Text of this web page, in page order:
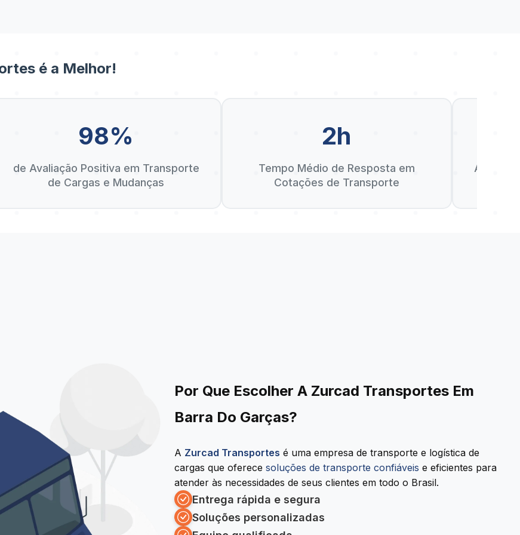
é a Melhor!
98%
de Avaliação Positiva em Transporte
de Cargas e Mudanças
2h
Tempo Médio de Resposta em
Cotações de Transporte
Anos
Por Que Escolher A Zurcad Transportes Em
Barra Do Garças?
A Zurcad Transportes é uma empresa de transporte e logística de
cargas que oferece soluções de transporte confiáveis e eficientes para
atender às necessidades de seus clientes em todo o Brasil.
Entrega rápida e segura
Soluções personalizadas